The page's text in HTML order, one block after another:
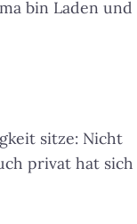
bin Laden und
sitze: Nicht
privat hat sich